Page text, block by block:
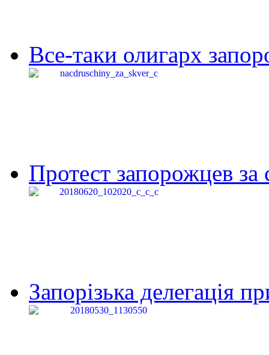
Все-таки олигарх
Протест запорожцев за
Запорізька делегація